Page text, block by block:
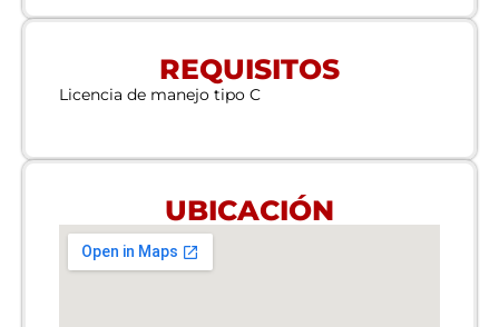
REQUISITOS
Licencia de manejo tipo C
UBICACIÓN